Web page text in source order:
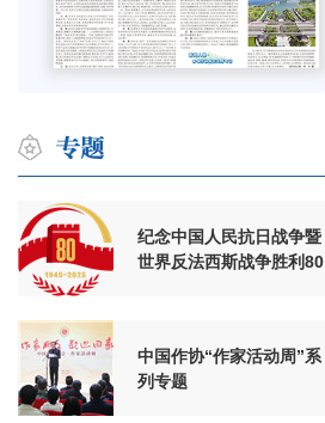
纪念中国人民抗日战争暨
世界反法西斯战争胜利80
中国作协“作家活动周”系
列专题